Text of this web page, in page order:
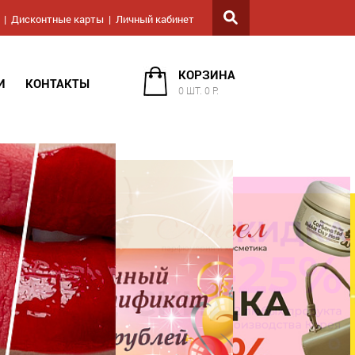
Дисконтные карты Личный кабинет
КОНТАКТЫ
КОРЗИНА
0 ШТ. 0 Р.